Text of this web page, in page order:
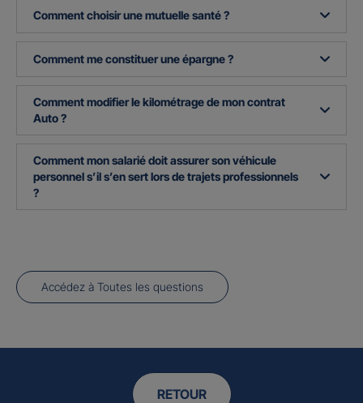
Comment choisir une mutuelle santé ?
Comment me constituer une épargne ?
Comment modifier le kilométrage de mon contrat
Auto ?
Comment mon salarié doit assurer son véhicule
personnel s’il s’en sert lors de trajets professionnels
?
Accédez à Toutes les questions
RETOUR